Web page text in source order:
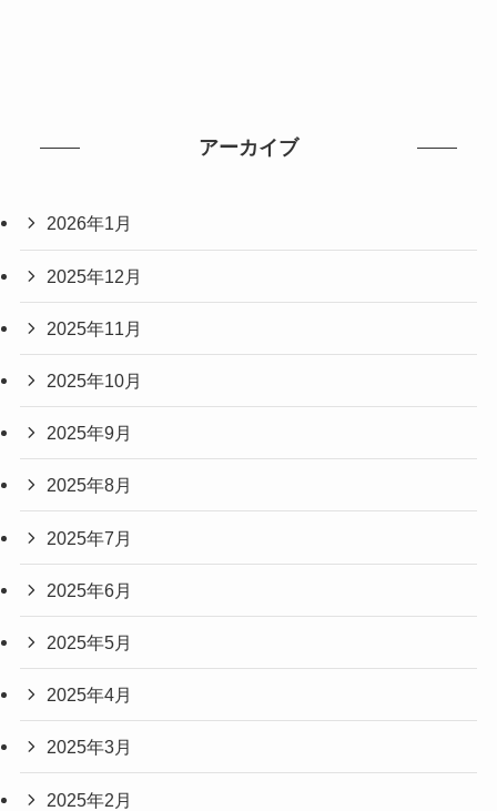
アーカイブ
2026年1月
2025年12月
2025年11月
2025年10月
2025年9月
2025年8月
2025年7月
2025年6月
2025年5月
2025年4月
2025年3月
2025年2月